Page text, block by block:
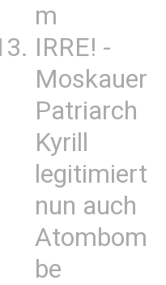
m
IRRE! -
Moskauer
Patriarch
Kyrill
legitimiert
nun auch
Atombom
be